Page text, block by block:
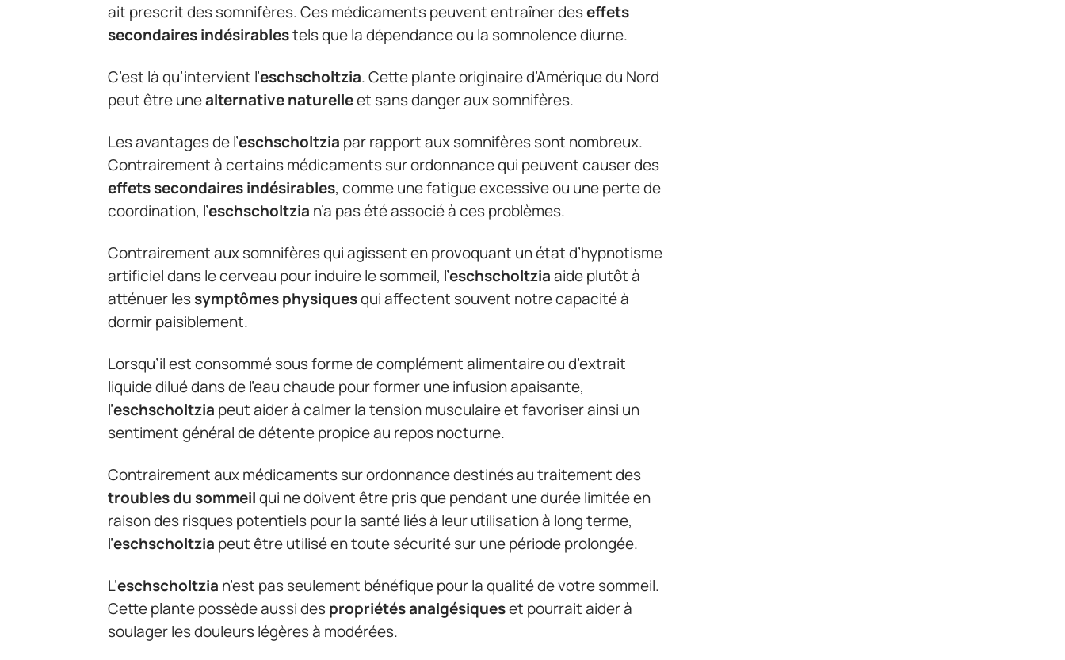
ait prescrit des somnifères. Ces médicaments peuvent entraîner deseffets
secondaires indésirablestels que la dépendance ou la somnolence diurne.
C’est là qu’intervient l’eschscholtzia. Cette plante originaire d’Amérique du Nord
peut être unealternative naturelleet sans danger aux somnifères.
Les avantages de l’eschscholtzia par rapport aux somnifères sont nombreux.
Contrairement à certains médicaments sur ordonnance qui peuvent causer des
effets secondaires indésirables, comme une fatigue excessive ou une perte de
coordination, l’eschscholtzia n’a pas été associé à ces problèmes.
Contrairement aux somnifères qui agissent en provoquant un état d’hypnotisme
artificiel dans le cerveau pour induire le sommeil, l’eschscholtziaaide plutôt à
atténuer lessymptômes physiquesqui affectent souvent notre capacité à
dormir paisiblement.
Lorsqu’il est consommé sous forme de complément alimentaire ou d’extrait
liquide dilué dans de l’eau chaude pour former une infusion apaisante,
l’eschscholtzia peut aider à calmer la tension musculaire et favoriser ainsi un
sentiment général de détente propice au repos nocturne.
Contrairement aux médicaments sur ordonnance destinés au traitement des
troubles du sommeilqui ne doivent être pris que pendant une durée limitée en
raison des risques potentiels pour la santé liés à leur utilisation à long terme,
l’eschscholtzia peut être utilisé en toute sécurité sur une période prolongée.
L’eschscholtzia n’est pas seulement bénéfique pour la qualité de votre sommeil.
Cette plante possède aussi despropriétés analgésiqueset pourrait aider à
soulager les douleurs légères à modérées.